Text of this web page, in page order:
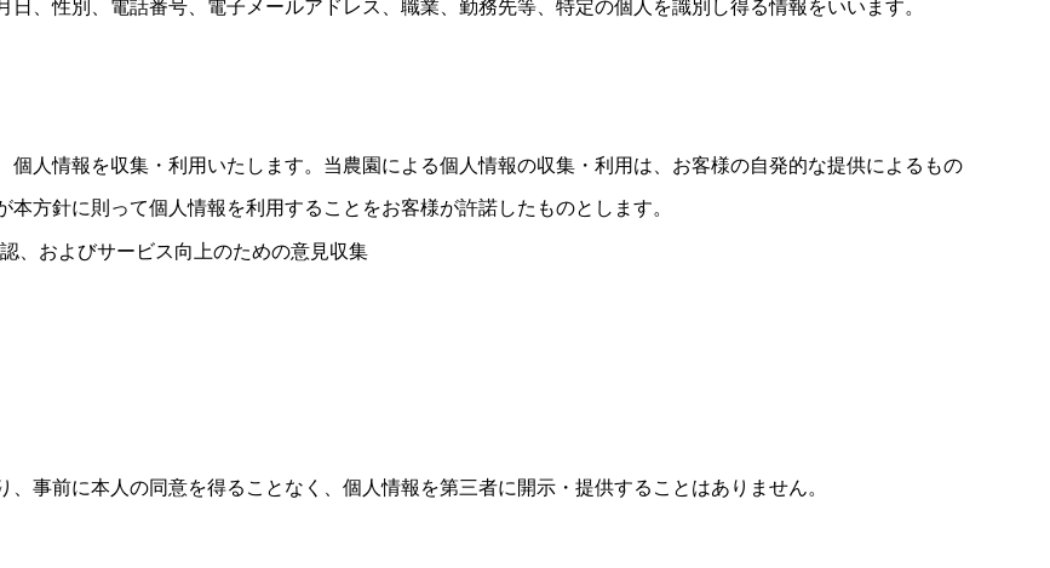
、性別、電話番号、電子メールアドレス、職業、勤務先等、特定の個人を識別し得る情報をいいます。
人情報を収集・利用いたします。当農園による個人情報の収集・利用は、お客様の自発的な提供によるもの
方針に則って個人情報を利用することをお客様が許諾したものとします。
、およびサービス向上のための意見収集
事前に本人の同意を得ることなく、個人情報を第三者に開示・提供することはありません。